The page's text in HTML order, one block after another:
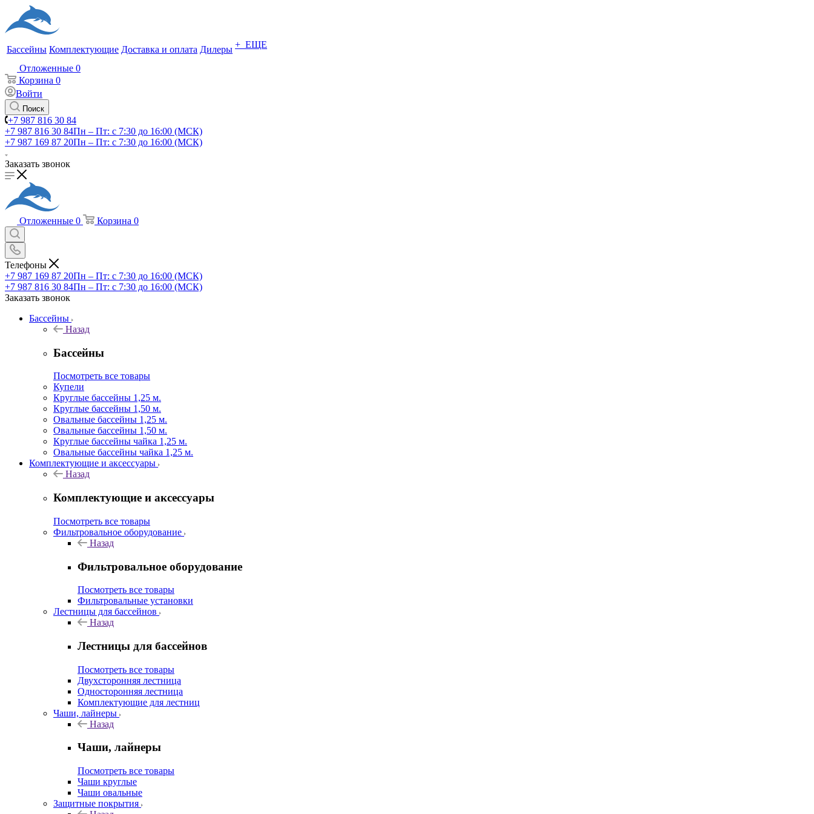
Бассейны Комплектующие Доставка и оплата Дилеры + ЕЩЕ
Отложенные 0
Корзина 0
Войти
Поиск
+7 987 816 30 84
+7 987 816 30 84Пн – Пт: с 7:30 до 16:00 (МСК)
+7 987 169 87 20Пн – Пт: с 7:30 до 16:00 (МСК)
Заказать звонок
Отложенные 0 Корзина 0
Телефоны
+7 987 169 87 20Пн – Пт: с 7:30 до 16:00 (МСК)
+7 987 816 30 84Пн – Пт: с 7:30 до 16:00 (МСК)
Заказать звонок
Бассейны
Назад
Бассейны
Посмотреть все товары
Купели
Круглые бассейны 1,25 м.
Круглые бассейны 1,50 м.
Овальные бассейны 1,25 м.
Овальные бассейны 1,50 м.
Круглые бассейны чайка 1,25 м.
Овальные бассейны чайка 1,25 м.
Комплектующие и аксессуары
Назад
Комплектующие и аксессуары
Посмотреть все товары
Фильтровальное оборудование
Назад
Фильтровальное оборудование
Посмотреть все товары
Фильтровальные установки
Лестницы для бассейнов
Назад
Лестницы для бассейнов
Посмотреть все товары
Двухсторонняя лестница
Односторонняя лестница
Комплектующие для лестниц
Чаши, лайнеры
Назад
Чаши, лайнеры
Посмотреть все товары
Чаши круглые
Чаши овальные
Защитные покрытия